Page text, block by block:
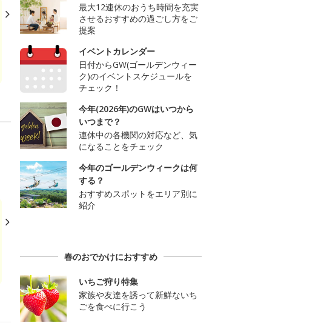
最大12連休のおうち時間を充実
させるおすすめの過ごし方をご
提案
イベントカレンダー
日付からGW(ゴールデンウィー
ク)のイベントスケジュールを
チェック！
今年(2026年)のGWはいつから
いつまで？
連休中の各機関の対応など、気
になることをチェック
今年のゴールデンウィークは何
する？
おすすめスポットをエリア別に
紹介
春のおでかけにおすすめ
いちご狩り特集
家族や友達を誘って新鮮ないち
ごを食べに行こう